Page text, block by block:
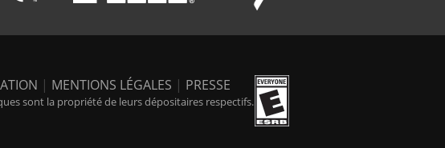
| MENTIONS LÉGALES | PRESSE
sont la propriété de leurs dépositaires respectifs.